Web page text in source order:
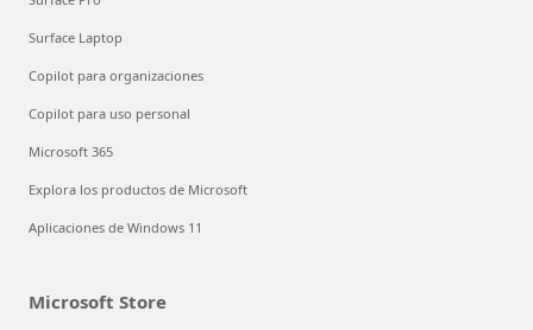
Surface Laptop
Copilot para organizaciones
Copilot para uso personal
Microsoft 365
Explora los productos de Microsoft
Aplicaciones de Windows 11
Microsoft Store